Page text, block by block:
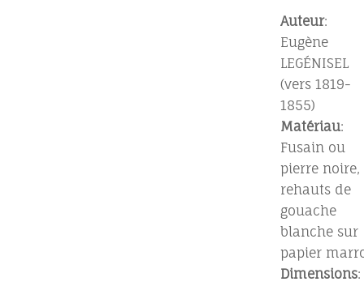
Auteur:
Eugène
LEGÉNISEL
(vers 1819-
1855)
Matériau:
Fusain ou
pierre noire,
rehauts de
gouache
blanche sur
papier
Dimensions: